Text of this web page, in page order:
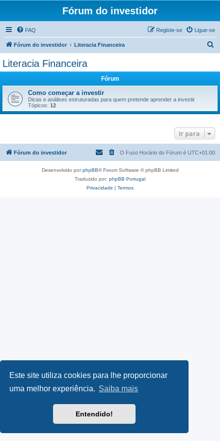
Este site utiliza cookies para lhe proporcionar
uma melhor experiência. Saiba mais
Entendido!
Fórum do investidor
FAQ Ligue-se
Registe-se
Fórum do investidor Literacia Financeira
s
r
Literacia Financeira
Fórum
Como começar a investir
Dicas e análises estruturadas para quem pretende aprender a investir
Tópicos: 12
Ir para
Fórum do investidor O Fuso Horário do Fórum é UTC+01:00
Desenvolvido porphpBB® Forum Software © phpBB Limited
Traduzido por: phpBB Portugal
Privacidade | Termos